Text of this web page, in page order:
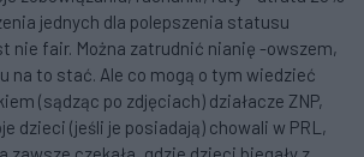
jednych dla polepszenia statusu
nie fair. Można zatrudnić nianię -owszem,
na to stać. Ale co mogą o tym wiedzieć
(sądząc po zdjęciach) działacze ZNP,
dzieci (jeśli je posiadają) chowali w PRL,